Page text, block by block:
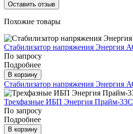
Оставить отзыв
Похожие товары
Стабилизатор напряжения Энергия
По запросу
Подробнее
В корзину
Стабилизатор напряжения Энергия
Трехфазные ИБП Энергия Прайм-
По запросу
Подробнее
В корзину